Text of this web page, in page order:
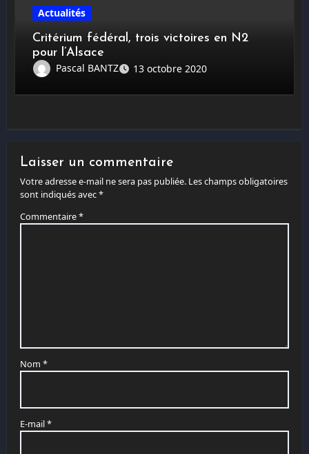
Actualités
Critérium fédéral, trois victoires en N2
pour l’Alsace
Pascal BANTZ
13 octobre 2020
Laisser un commentaire
Votre adresse e-mail ne sera pas publiée. Les champs obligatoires
sont indiqués avec*
Commentaire*
Nom *
E-mail*